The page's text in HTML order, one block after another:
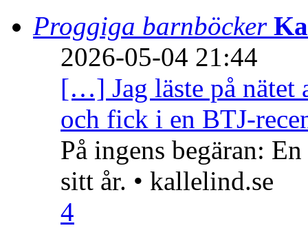
Proggiga barnböcker
2026-05-04 21:44
[…] Jag läste på nätet
och fick i en BTJ-
På ingens begäran:
sitt år. • kallelind.se
4